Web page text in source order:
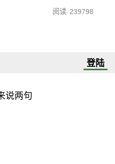
阅读 239798
登陆
说两句